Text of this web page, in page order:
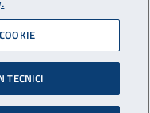
dell’Inail, Fabrizio
raggiunti negli
della
gli aspetti
TECNICI